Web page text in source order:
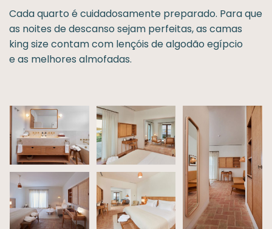
Cada quarto é cuidadosamente preparado. Para que
as noites de descanso sejam perfeitas, as camas
king size contam com lençóis de algodão egípcio
e as melhores almofadas.